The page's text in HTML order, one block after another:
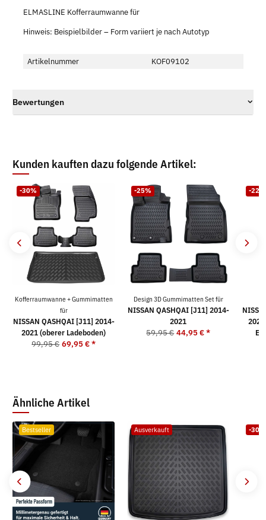
ELMASLINE Kofferraumwanne für
Hinweis: Beispielbilder – Form variiert je nach Autotyp
Artikelnummer KOF09102
Bewertungen
Kunden kauften dazu folgende Artikel:
-30%
Kofferraumwanne + Gummimatten
für
NISSAN QASHQAI [J11] 2014-
2021 (oberer Ladeboden)
99,95 € 69,95 €*
-25%
Design 3D Gummimatten Set für
NISSAN QASHQAI [J11] 2014-
2021
59,95 € 44,95 €*
-22%
Ähnliche Artikel
Bestseller Ausverkauft -30%